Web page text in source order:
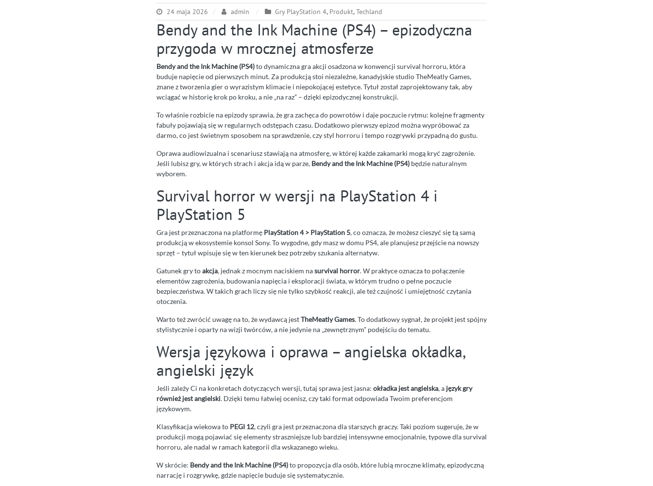
24 maja 2026 admin Gry PlayStation 4, Produkt,Techland
Bendy and the Ink Machine (PS4) – epizodyczna
przygoda w mrocznej atmosferze
Bendy and the Ink Machine (PS4)to dynamiczna gra akcji osadzona w konwencji survival horroru, która
buduje napięcie od pierwszych minut. Za produkcją stoi niezależne, kanadyjskie studio TheMeatly Games,
znane z tworzenia gier o wyrazistym klimacie i niepokojącej estetyce. Tytuł został zaprojektowany tak, aby
wciągać w historię krok po kroku, a nie „na raz” – dzięki epizodycznej konstrukcji.
To właśnie rozbicie na epizody sprawia, że gra zachęca do powrotów i daje poczucie rytmu: kolejne fragmenty
fabuły pojawiają się w regularnych odstępach czasu. Dodatkowo pierwszy epizod można wypróbować za
darmo, co jest świetnym sposobem na sprawdzenie, czy styl horroru i tempo rozgrywki przypadną do gustu.
Oprawa audiowizualna i scenariusz stawiają na atmosferę, w której każde zakamarki mogą kryć zagrożenie.
Jeśli lubisz gry, w których strach i akcja idą w parze, Bendy and the Ink Machine (PS4) będzie naturalnym
wyborem.
Survival horror w wersji na PlayStation 4 i
PlayStation 5
Gra jest przeznaczona na platformę PlayStation 4 > PlayStation 5, co oznacza, że możesz cieszyć się tą samą
produkcją w ekosystemie konsol Sony. To wygodne, gdy masz w domu PS4, ale planujesz przejście na nowszy
sprzęt – tytuł wpisuje się w ten kierunek bez potrzeby szukania alternatyw.
Gatunek gry toakcja, jednak z mocnym naciskiem nasurvival horror. W praktyce oznacza to połączenie
elementów zagrożenia, budowania napięcia i eksploracji świata, w którym trudno o pełne poczucie
bezpieczeństwa. W takich grach liczy się nie tylko szybkość reakcji, ale też czujność i umiejętność czytania
otoczenia.
Warto też zwrócić uwagę na to, że wydawcą jestTheMeatly Games. To dodatkowy sygnał, że projekt jest spójny
stylistycznie i oparty na wizji twórców, a nie jedynie na „zewnętrznym” podejściu do tematu.
Wersja językowa i oprawa – angielska okładka,
angielski język
Jeśli zależy Ci na konkretach dotyczących wersji, tutaj sprawa jest jasna: okładka jest angielska, a język gry
również jest angielski. Dzięki temu łatwiej ocenisz, czy taki format odpowiada Twoim preferencjom
językowym.
Klasyfikacja wiekowa to PEGI 12, czyli gra jest przeznaczona dla starszych graczy. Taki poziom sugeruje, że w
produkcji mogą pojawiać się elementy straszniejsze lub bardziej intensywne emocjonalnie, typowe dla survival
horroru, ale nadal w ramach kategorii dla wskazanego wieku.
W skrócie: Bendy and the Ink Machine (PS4)to propozycja dla osób, które lubią mroczne klimaty, epizodyczną
narrację i rozgrywkę, gdzie napięcie buduje się systematycznie.